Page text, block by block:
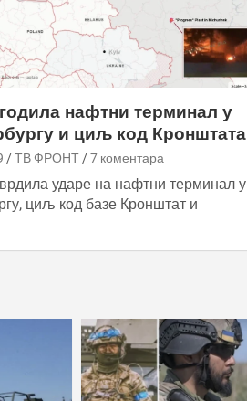
нафтни терминал у
и циљ код Кронштата
ТВ ФРОНТ 7 коментара
ударе на нафтни терминал у
циљ код базе Кронштат и